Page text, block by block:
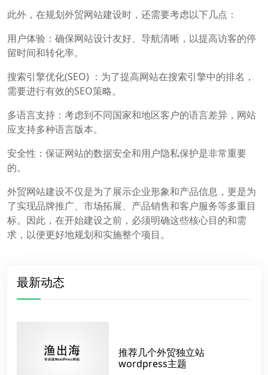
此外，在规划外贸网站建设时，还需要考虑以下几点：
用户体验：确保网站设计友好、导航清晰，以提高访客的停
留时间和转化率。
搜索引擎优化(SEO) ：为了提高网站在搜索引擎中的排名，
需要进行有效的SEO策略。
多语言支持：考虑到不同国家和地区客户的语言差异，网站
应支持多种语言版本。
安全性：保证网站的数据安全和用户隐私保护是非常重要
的。
外贸网站建设不仅是为了展示企业形象和产品信息，更是为
了实现品牌推广、市场拓展、产品销售和客户服务等多重目
标。因此，在开始建设之前，必须明确这些核心目的和需
求，以便更好地规划和实施整个项目。
最新动态
推荐几个外贸独立站
wordpress主题